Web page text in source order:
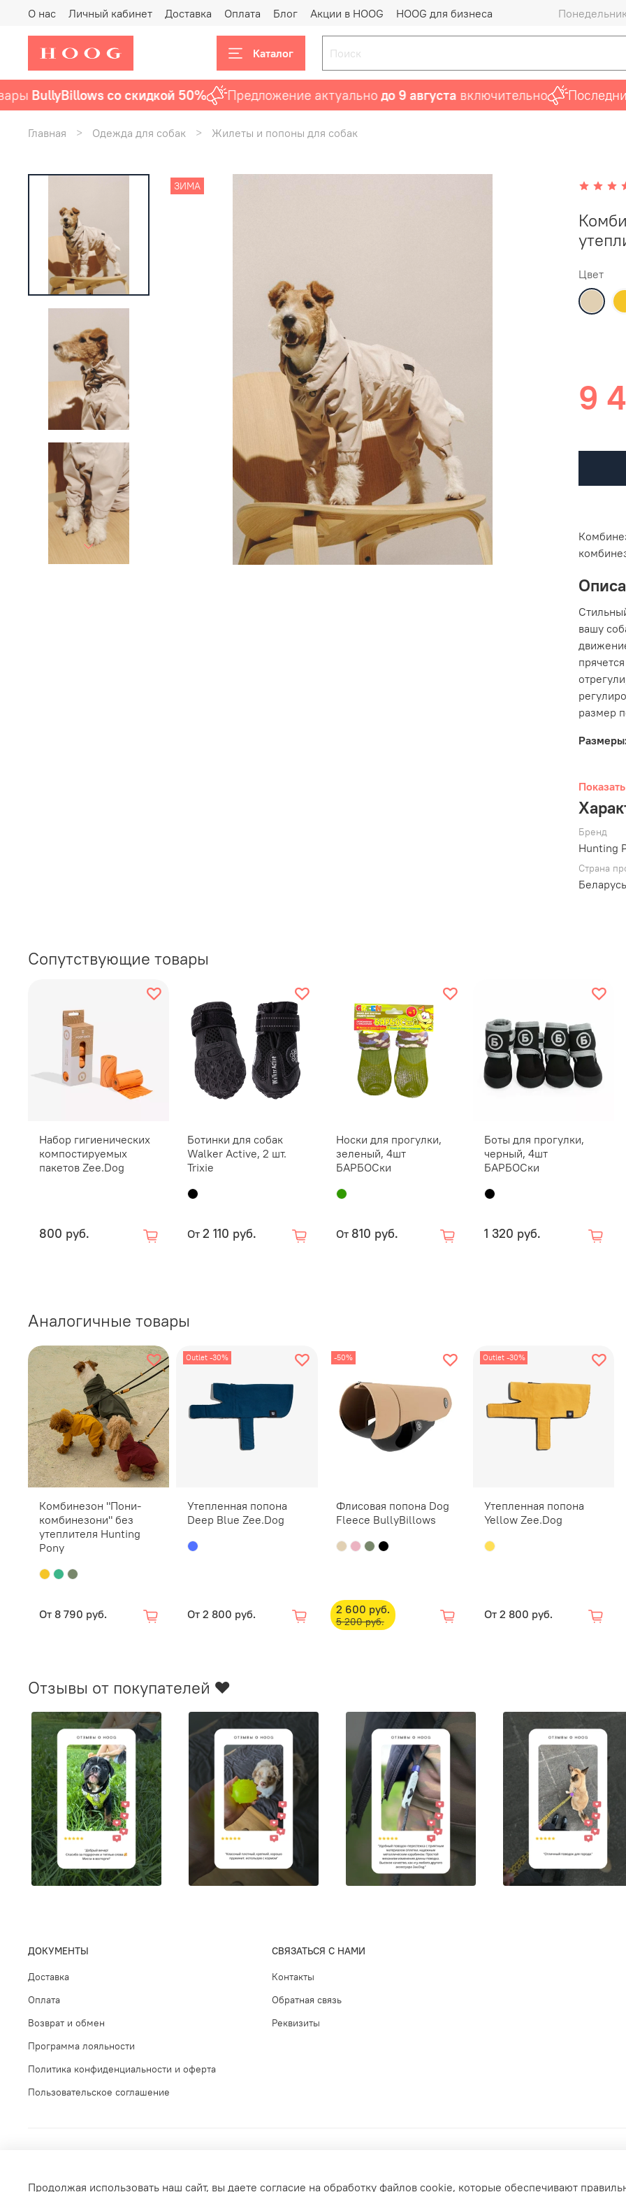
О нас Личный кабинет Доставка Оплата Блог Акции в HOOG HOOG для бизнеса
Каталог
BullyBillows со скидкой 50% Предложение актуальнодо 9 августавключительно Последний
Главная Одежда для собак Жилеты и попоны для собак
ЗИМА
Цвет
9
вашу
размер
35 (L)
Важно!
изделия.
Как
Для
обхват
смогли
Как
1 -
девочкам.
Бренд
Hunting
Страна
Беларусь
Сопутствующие товары
Набор гигиенических
компостируемых
пакетов Zee.Dog
800 руб.
Ботинки для собак
Walker Active, 2 шт.
Trixie
От 2 110 руб.
Носки для прогулки,
зеленый, 4шт
БАРБОСки
От 810 руб.
Боты для прогулки,
черный, 4шт
БАРБОСки
1 320 руб.
Аналогичные товары
Комбинезон "Пони-
комбинезони" без
утеплителя Hunting
Pony
От 8 790 руб.
Outlet -30%
Утепленная попона
Deep Blue Zee.Dog
От 2 800 руб.
-50%
Флисовая попона Dog
Fleece BullyBillows
2 600 руб.
5 200 руб.
Outlet -30%
Утепленная попона
Yellow Zee.Dog
От 2 800 руб.
Отзывы от покупателей ❤️
ДОКУМЕНТЫ
Доставка
Оплата
Возврат и обмен
Программа лояльности
Политика конфиденциальности и оферта
Пользовательское соглашение
СВЯЗАТЬСЯ С НАМИ
Контакты
Обратная связь
Реквизиты
Продолжая использовать наш сайт, вы даете согласие на обработку файлов cookie, которые обеспечивают